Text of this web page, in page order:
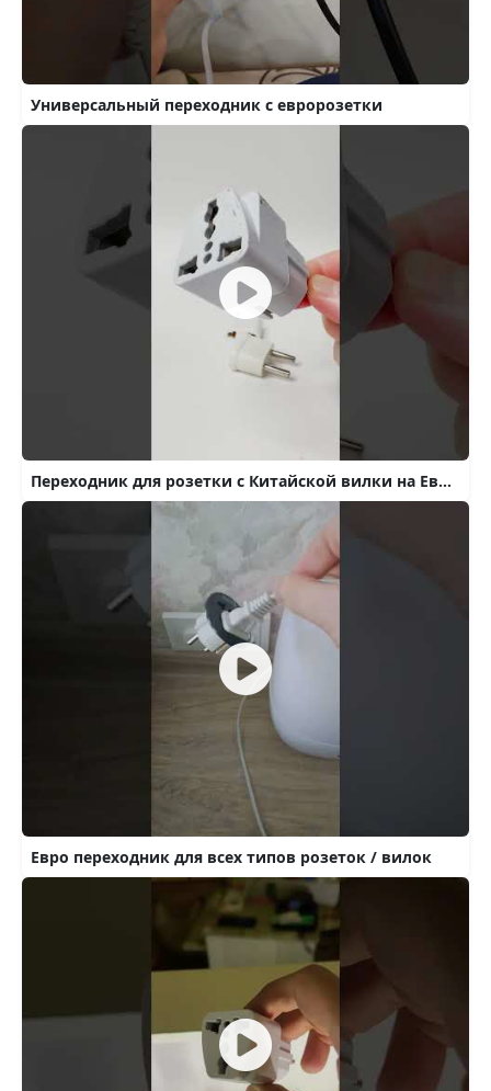
Универсальный переходник с евророзетки
Переходник для розетки с Китайской вилки на Евровилку - 16A
Евро переходник для всех типов розеток / вилок